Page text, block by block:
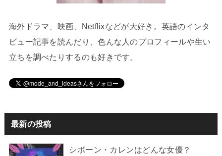
海外ドラマ、映画、Netflixなどが大好き。英語のインタ
ビュー記事を読んだり、色んな人のプロフィールや生い
立ちを調べたりするのも好きです。
最新の投稿
シボーン・カレンはどんな女優？